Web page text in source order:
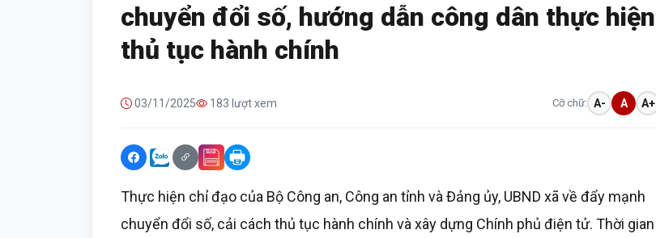
chuyển đổi số, hướng dẫn công dân thực hiện
thủ tục hành chính
03/11/2025 183 lượt xem Cỡ chữ: A- A A+
Thực hiện chỉ đạo của Bộ Công an, Công an tỉnh và Đảng ủy, UBND xã về đẩy mạnh
chuyển đổi số, cải cách thủ tục hành chính và xây dựng Chính phủ điện tử. Thời gian